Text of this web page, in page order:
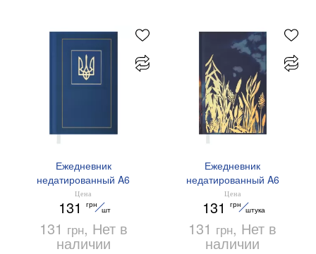
Ежедневник
недатированный A6
Buromax NATION
BM.2618-02 синий
Цена
131 грн
шт
131 грн, Нет в
наличии
Ежедневник
недатированный A6
Buromax ONLY BM.2627
Цена
131 грн
штука
131 грн, Нет в
наличии